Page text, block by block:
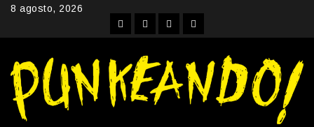
Skip8 agosto, 2026
FacebookInstagram
YouTubeTwitter